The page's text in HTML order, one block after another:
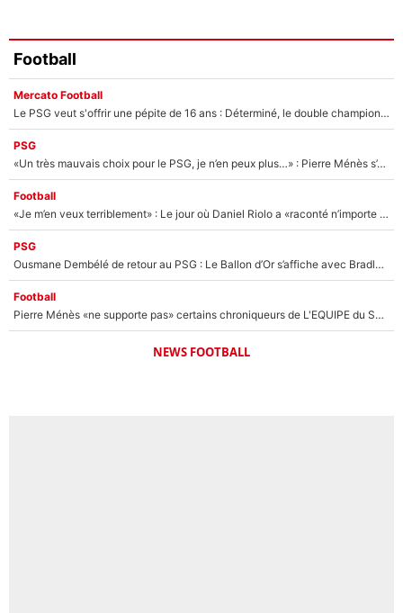
Football
Mercato Football
Le PSG veut s'offrir une pépite de 16 ans : Déterminé, le double champion d'Europe en titre est prêt à lâcher 40M€ pour celui que l'on compare déjà à Vinicius Jr !
PSG
«Un très mauvais choix pour le PSG, je n’en peux plus…» : Pierre Ménès s’est complètement trompé avec Luis Enrique et ces déclarations le prouvent !
Football
«Je m’en veux terriblement» : Le jour où Daniel Riolo a «raconté n’importe quoi» dans l'After Foot !
PSG
Ousmane Dembélé de retour au PSG : Le Ballon d’Or s’affiche avec Bradley Barcola en plein cœur du feuilleton sur son départ !
Football
Pierre Ménès «ne supporte pas» certains chroniqueurs de L'EQUIPE du Soir : Ils vont tous partir !
NEWS FOOTBALL